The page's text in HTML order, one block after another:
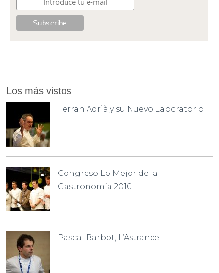
Los más vistos
Ferran Adrià y su Nuevo Laboratorio
Congreso Lo Mejor de la
Gastronomía 2010
Pascal Barbot, L’Astrance